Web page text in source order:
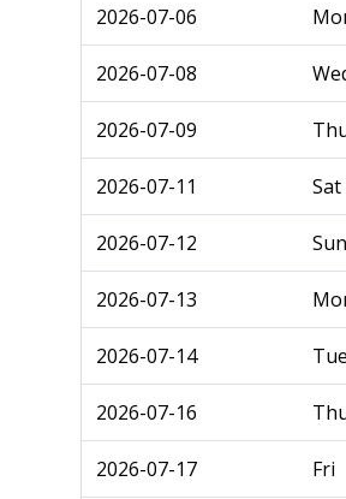
2026-07-06
2026-07-08
2026-07-09
2026-07-11 Sat
2026-07-12 Sun
2026-07-13
2026-07-14 Tue
2026-07-16
2026-07-17 Fri